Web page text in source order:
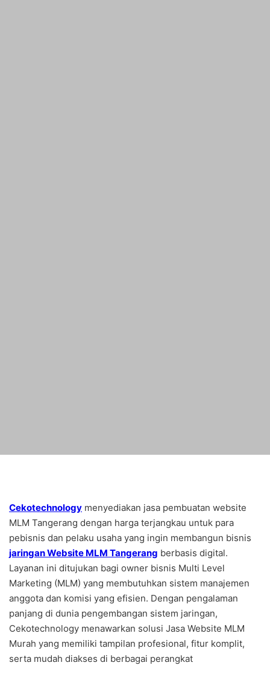
Cekotechnology menyediakan jasa pembuatan website
MLM Tangerang dengan harga terjangkau untuk para
pebisnis dan pelaku usaha yang ingin membangun bisnis
jaringan Website MLM Tangerang berbasis digital.
Layanan ini ditujukan bagi owner bisnis Multi Level
Marketing (MLM) yang membutuhkan sistem manajemen
anggota dan komisi yang efisien. Dengan pengalaman
panjang di dunia pengembangan sistem jaringan,
Cekotechnology menawarkan solusi Jasa Website MLM
Murah yang memiliki tampilan profesional, fitur komplit,
serta mudah diakses di berbagai perangkat